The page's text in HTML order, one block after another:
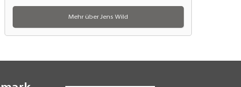
Mehr über Jens Wild